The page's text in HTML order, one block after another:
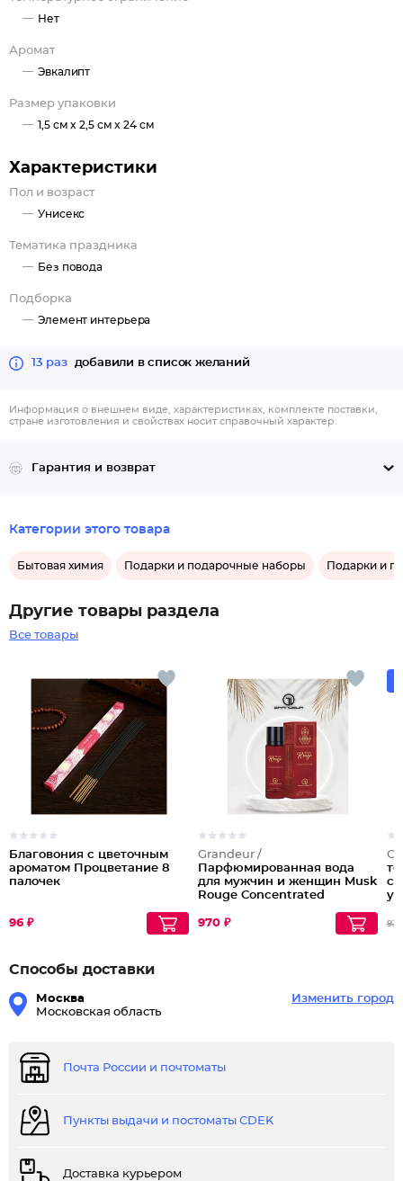
пожара. Можно приобрести специальные или
воспользоваться обычным блюдечком.
Нет
Аромат
Эвкалипт
Размер упаковки
1,5 см x 2,5 см x 24 см
Характеристики
Пол и возраст
Унисекс
Тематика праздника
Без повода
Подборка
Элемент интерьера
13 раз добавили в список желаний
Информация о внешнем виде, характеристиках, комплекте поставки,
стране изготовления и свойствах носит справочный характер.
Гарантия и возврат
Категории этого товара
Бытовая химия Подарки и подарочные наборы Подарки и
Другие товары раздела
Все товары
Благовония с цветочным
ароматом Процветание 8
палочек
96 ₽
Grandeur /
Парфюмированная вода
для мужчин и женщин Musk
Rouge Concentrated
970 ₽ 93
Способы доставки
Москва
Московская область
Изменить город
Почта России и почтоматы
Пункты выдачи и постоматы CDEK
Доставка курьером